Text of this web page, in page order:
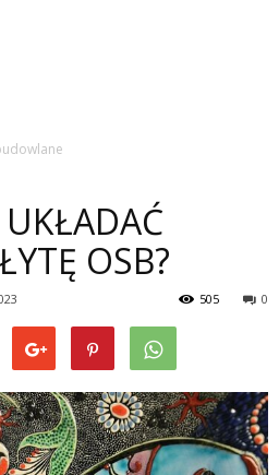
OSB?
0
505